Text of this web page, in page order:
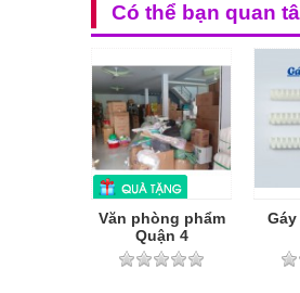
Có thể bạn quan
Văn phòng phẩm
Quận 4